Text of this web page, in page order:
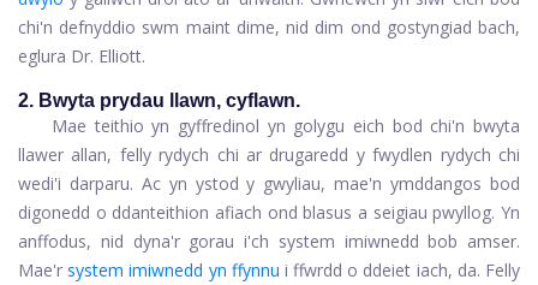
chi'n defnyddio swm maint dime, nid dim ond gostyngiad bach,
eglura Dr. Elliott.
2. Bwyta prydau llawn, cyflawn.
Mae teithio yn gyffredinol yn golygu eich bod chi'n bwyta
llawer allan, felly rydych chi ar drugaredd y fwydlen rydych chi
wedi'i darparu. Ac yn ystod y gwyliau, mae'n ymddangos bod
digonedd o ddanteithion afiach ond blasus a seigiau pwyllog. Yn
anffodus, nid dyna'r gorau i'ch system imiwnedd bob amser.
Mae'r system imiwnedd yn ffynnu i ffwrdd o ddeiet iach, da. Felly